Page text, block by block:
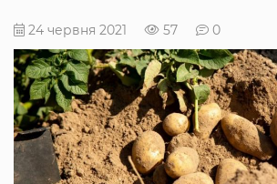
24 червня 2021 57 0